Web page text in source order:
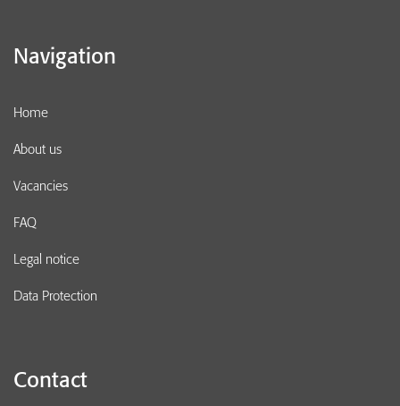
Navigation
Home
About us
Vacancies
FAQ
Legal notice
Data Protection
Contact